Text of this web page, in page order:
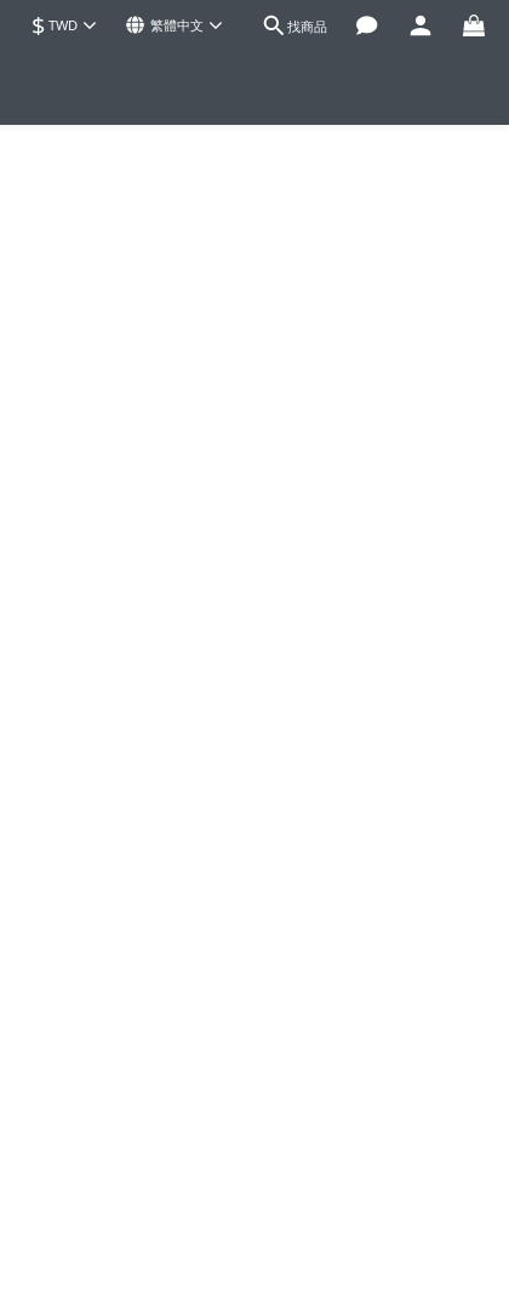
$ TWD 繁體中文 找商品